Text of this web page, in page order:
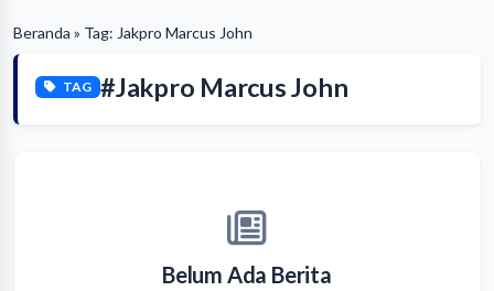
Beranda » Tag: Jakpro Marcus John
TAG #Jakpro Marcus John
Belum Ada Berita